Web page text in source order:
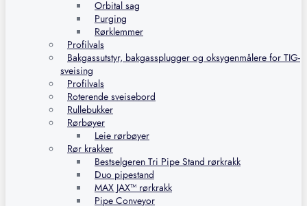
Orbital sag
Purging
Rørklemmer
Profilvals
Bakgassutstyr, bakgassplugger og oksygenmålere for TIG-
sveising
Profilvals
Roterende sveisebord
Rullebukker
Rørbøyer
Leie rørbøyer
Rør krakker
Bestselgeren Tri Pipe Stand rørkrakk
Duo pipestand
MAX JAX™ rørkrakk
Pipe Conveyor